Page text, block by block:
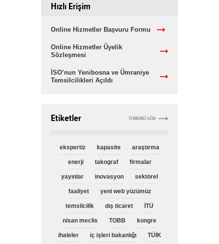
Hızlı Erişim
Online Hizmetler Başvuru Formu
Online Hizmetler Üyelik
Sözleşmesi
İSO’nun Yenibosna ve Ümraniye
Temsilcilikleri Açıldı
TÜMÜNÜ GÖR
Etiketler
ekspertiz kapasite araştırma
enerji takograf firmalar
yayınlar inovasyon sektörel
faaliyet yeni web yüzümüz
temsilcilik dış ticaret İTÜ
nisan meclis TOBB kongre
ihaleler iç işleri bakanlığı TÜİK